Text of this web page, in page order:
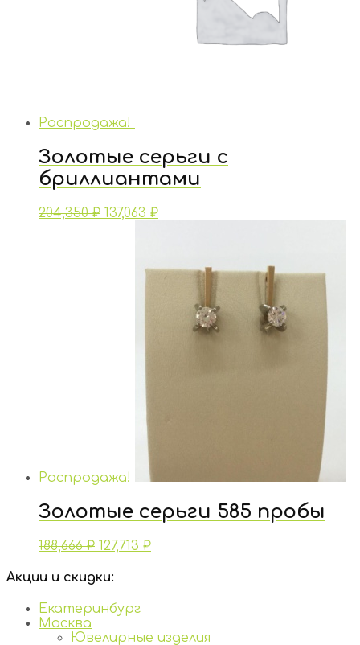
Распродажа!
Золотые серьги с
бриллиантами
204,350₽ 137,063 ₽
Распродажа!
Золотые серьги 585 пробы
188,666₽ 127,713 ₽
Акции и скидки:
Екатеринбург
Москва
Ювелирные изделия